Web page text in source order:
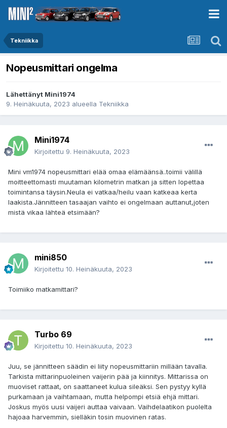
Tekniikka
Nopeusmittari ongelma
Lähettänyt Mini1974
9. Heinäkuuta, 2023 alueella Tekniikka
Mini1974
Kirjoitettu 9. Heinäkuuta, 2023
Mini vm1974 nopeusmittari elää omaa elämäänsä..toimii välillä
moitteettomasti muutaman kilometrin matkan ja sitten lopettaa
toimintansa täysin.Neula ei vatkaa/heilu vaan katkeaa kerta
laakista.Jännitteen tasaajan vaihto ei ongelmaan auttanut,joten
mistä vikaa lähteä etsimään?
mini850
Kirjoitettu 10. Heinäkuuta, 2023
Toimiiko matkamittari?
Turbo 69
Kirjoitettu 10. Heinäkuuta, 2023
Juu, se jännitteen säädin ei liity nopeusmittariin millään tavalla.
Tarkista mittarinpuoleinen vaijerin pää ja kiinnitys. Mittarissa on
muoviset rattaat, on saattaneet kulua sileäksi. Sen pystyy kyllä
purkamaan ja vaihtamaan, mutta helpompi etsiä ehjä mittari.
Joskus myös uusi vaijeri auttaa vaivaan. Vaihdelaatikon puolelta
hajoaa harvemmin, sielläkin tosin muovinen ratas.